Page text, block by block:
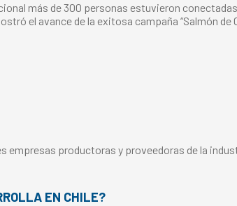
más de 300 personas estuvieron
el avance de la exitosa campaña “Salmón de
empresas productoras y proveedoras de la
EN CHILE?